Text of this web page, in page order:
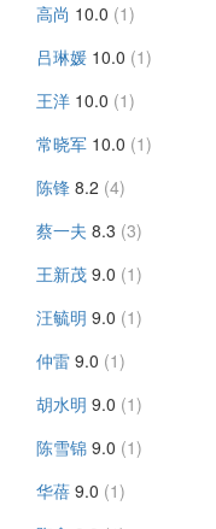
高尚 10.0 (1)
吕琳媛 10.0 (1)
王洋 10.0 (1)
常晓军 10.0 (1)
陈锋 8.2 (4)
蔡一夫 8.3 (3)
王新茂 9.0 (1)
汪毓明 9.0 (1)
仲雷 9.0 (1)
胡水明 9.0 (1)
陈雪锦 9.0 (1)
华蓓 9.0 (1)